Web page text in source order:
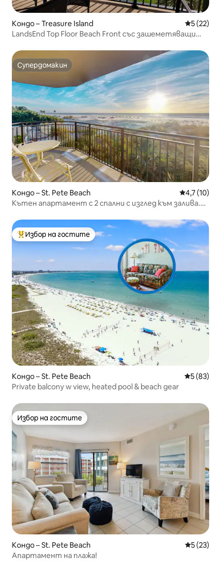
Кондо – Treasure Island Средна
5 (22)
LandsEnd Top Floor Beach Front със зашеметяващи
Супердомакин
Супердомакин
Кондо – St. Pete Beach Средна
4,7 (10)
Кътен апартамент с 2 спални с изглед към залива.
Най-популярен избор на гостите
Избор на гостите
Кондо – St. Pete Beach Средна
5 (83)
Private balcony w view, heated pool & beach gear
Избор на гостите
Избор на гостите
Кондо – St. Pete Beach Средна
5 (23)
Апартамент на плажа!